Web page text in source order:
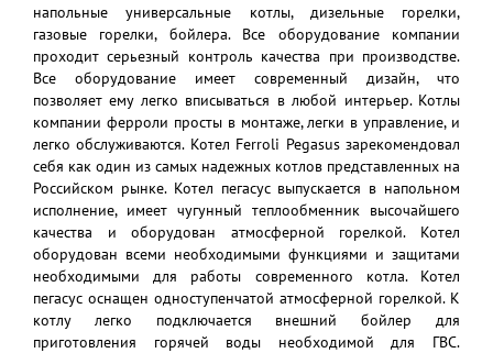
напольные универсальные котлы, дизельные горелки,
газовые горелки, бойлера. Все оборудование компании
проходит серьезный контроль качества при производстве.
Все оборудование имеет современный дизайн, что
позволяет ему легко вписываться в любой интерьер. Котлы
компании ферроли просты в монтаже, легки в управление, и
легко обслуживаются. Котел Ferroli Pegasus зарекомендовал
себя как один из самых надежных котлов представленных на
Российском рынке. Котел пегасус выпускается в напольном
исполнение, имеет чугунный теплообменник высочайшего
качества и оборудован атмосферной горелкой. Котел
оборудован всеми необходимыми функциями и защитами
необходимыми для работы современного котла. Котел
пегасус оснащен одноступенчатой атмосферной горелкой. К
котлу легко подключается внешний бойлер для
приготовления горячей воды необходимой для ГВС.